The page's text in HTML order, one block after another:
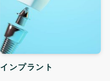
インプラント